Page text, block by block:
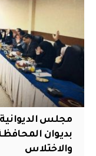
مجلس
بديوان
والاختلاس